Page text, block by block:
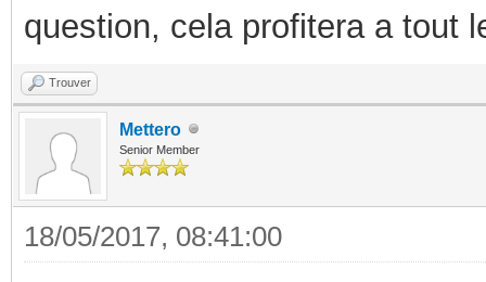
question, cela profitera a tout
Trouver
Mettero
Senior Member
18/05/2017, 08:41:00